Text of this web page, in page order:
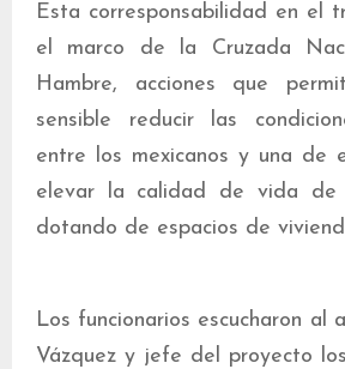
Esta corresponsabilidad en el
el marco de la Cruzada
Hambre, acciones que
sensible reducir las
entre los mexicanos y una de
elevar la calidad de vida de
dotando de espacios de
Los funcionarios escucharon al
Vázquez y jefe del proyecto